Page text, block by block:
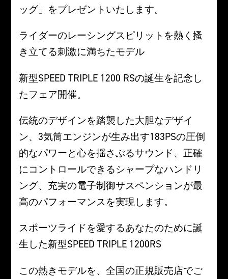
ッグ」をプレゼントいたします。
ライダーのレーシングスピリットを熱く搔
き立てる刺激に満ちたモデル
新型SPEED TRIPLE 1200 RSの誕生を記念し
たフェア開催。
伝統のデザインを踏襲した大胆なデザイ
ン、3気筒エンジンが生み出す183PSの圧倒
的なパワーと心を揺さぶるサウンド、正確
にコントロールできるシャープなハンドリ
ング、充実の電子制御サスペンションが最
高のパフォーマンスを実現します。
スポーツライドを愛するあなたのために誕
生した新型SPEED TRIPLE 1200RS
この熱きモデルを、全国の正規販売店でご